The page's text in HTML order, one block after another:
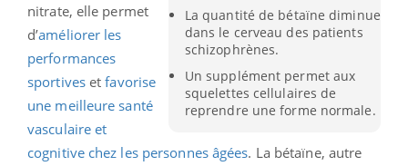
La quantité de bétaïne diminue
dans le cerveau des patients
schizophrènes.
Un supplément permet aux
squelettes cellulaires de
reprendre une forme normale.
nitrate, elle permet
d’améliorer les
performances
sportivesetfavorise
une meilleure santé
vasculaire et
cognitive chez les personnes âgées. La bétaïne, autre